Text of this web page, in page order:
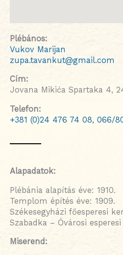
Plébános:
Vukov Marijan
zupa.tavankut@gmail.com
Cím:
Jovana Mikića Spartaka 4,
Telefon:
+381 (0)24 476 74 08, 066/
Alapadatok:
Plébánia alapítás éve: 1910.
Templom építés éve: 1909.
Székesegyházi főesperesi
Szabadka – Óvárosi
Miserend: